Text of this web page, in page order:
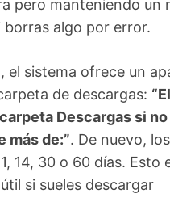
pero manteniendo un
borras algo por error.
el sistema ofrece un
de descargas:
Descargas si no
más de:”. De nuevo,
14, 30 o 60 días. Esto
si sueles descargar